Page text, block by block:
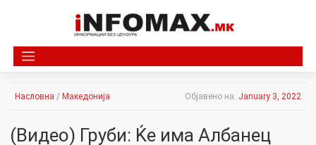
Насловна / Македонија Објавено на: January 3, 2022
(Видео) Груби: Ќе има Албанец